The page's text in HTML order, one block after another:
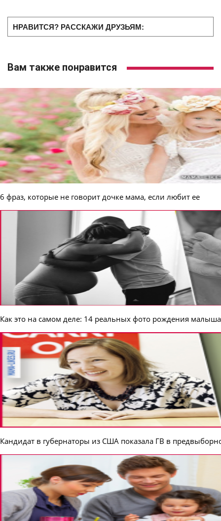
НРАВИТСЯ? РАССКАЖИ ДРУЗЬЯМ:
Вам также понравится
6 фраз, которые не говорит дочке мама, если любит ее
Как это на самом деле: 14 реальных фото рождения малыша
Кандидат в губернаторы из США показала ГВ в